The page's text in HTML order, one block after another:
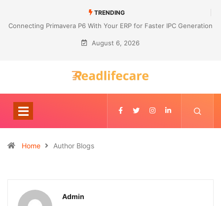
TRENDING
Connecting Primavera P6 With Your ERP for Faster IPC Generation
August 6, 2026
Home Author Blogs
Admin